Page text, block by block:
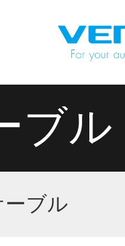
ブル
ーブル